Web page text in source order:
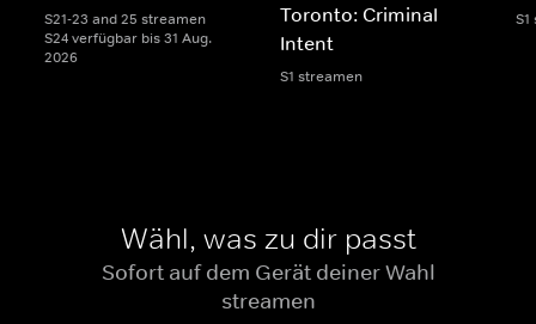
S21-23 and 25 streamen
S24 verfügbar bis 31 Aug.
2026
Toronto: Criminal
Intent
S1 streamen
Wähl, was zu dir passt
Sofort auf dem Gerät deiner Wahl
streamen